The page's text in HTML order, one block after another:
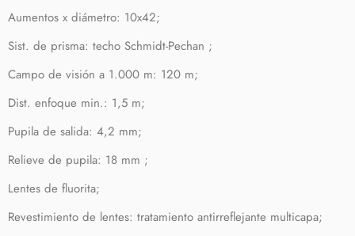
Aumentos x diámetro: 10x42;
Sist. de prisma: techo Schmidt-Pechan ;
Campo de visión a 1.000 m: 120 m;
Dist. enfoque min.: 1,5 m;
Pupila de salida: 4,2 mm;
Relieve de pupila: 18 mm ;
Lentes de fluorita;
Revestimiento de lentes: tratamiento antirreflejante multicapa;